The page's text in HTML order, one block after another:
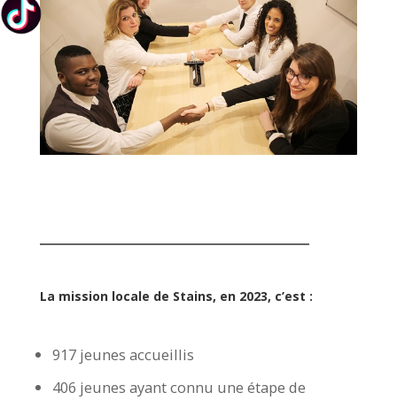
La mission locale de Stains, en 2023, c’est :
917 jeunes accueillis
406 jeunes ayant connu une étape de